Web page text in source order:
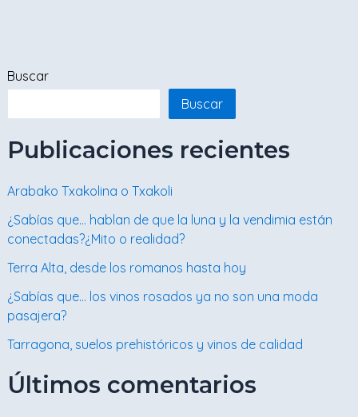
Buscar
Buscar
Publicaciones recientes
Arabako Txakolina o Txakoli
¿Sabías que… hablan de que la luna y la vendimia están
conectadas?¿Mito o realidad?
Terra Alta, desde los romanos hasta hoy
¿Sabías que… los vinos rosados ya no son una moda
pasajera?
Tarragona, suelos prehistóricos y vinos de calidad
Últimos comentarios